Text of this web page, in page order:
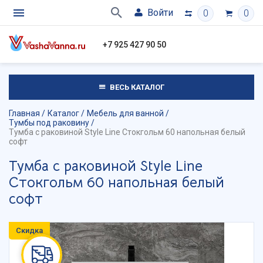
Войти 0 0
+7 925 427 90 50
ВЕСЬ КАТАЛОГ
Главная Каталог
Мебель для ванной
Тумбы под раковину
Тумба с раковиной Style Line Стокгольм 60 напольная белый
софт
Тумба с раковиной Style Line
Стокгольм 60 напольная белый
софт
Скидка